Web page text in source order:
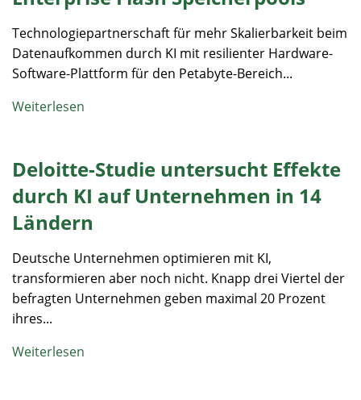
Technologiepartnerschaft für mehr Skalierbarkeit beim
Datenaufkommen durch KI mit resilienter Hardware-
Software-Plattform für den Petabyte-Bereich...
Weiterlesen
Deloitte-Studie untersucht Effekte
durch KI auf Unternehmen in 14
Ländern
Deutsche Unternehmen optimieren mit KI,
transformieren aber noch nicht. Knapp drei Viertel der
befragten Unternehmen geben maximal 20 Prozent
ihres...
Weiterlesen